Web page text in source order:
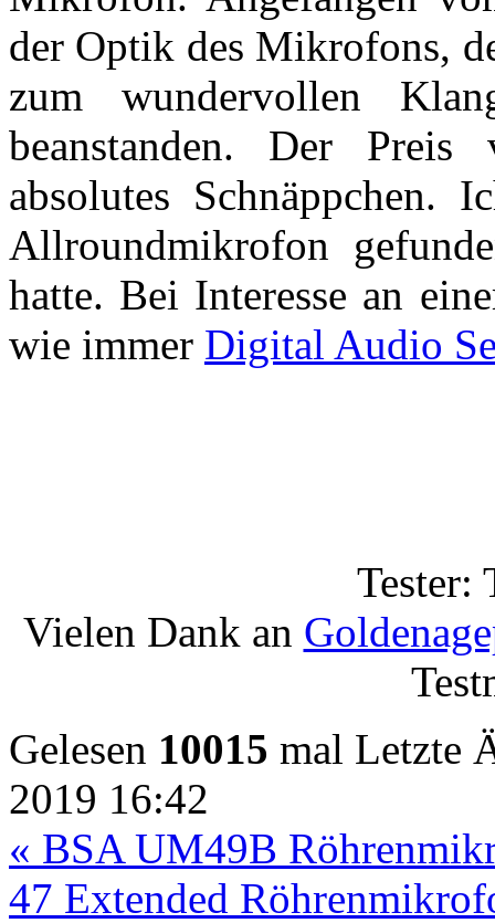
der Optik des Mikrofons,
zum wundervollen
beanstanden. Der
absolutes Schnäppchen.
Allroundmikrofon
hatte. Bei Interesse an
wie immer Digital Audio
Tester:
Vielen Dank an
Gelesen 10015 mal Letzte
2019 16:42
« BSA UM49B
47 Extended